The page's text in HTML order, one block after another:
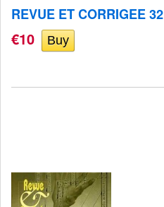
REVUE ET CORRIGEE 32
€10